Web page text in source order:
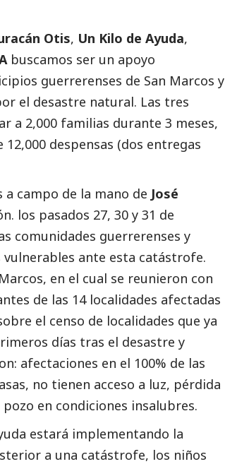
Otis, Un Kilo de Ayuda,
buscamos ser un apoyo
guerrerenses de San Marcos y
el desastre natural. Las tres
a 2,000 familias durante 3 meses,
despensas (dos entregas
a campo de la mano de José
los pasados 27, 30 y 31 de
comunidades guerrerenses y
ante esta catástrofe.
en el cual se reunieron con
de las 14 localidades afectadas
el censo de localidades que ya
días tras el desastre y
afectaciones en el 100% de las
no tienen acceso a luz, pérdida
en condiciones insalubres.
estará implementando la
a una catástrofe, los niños